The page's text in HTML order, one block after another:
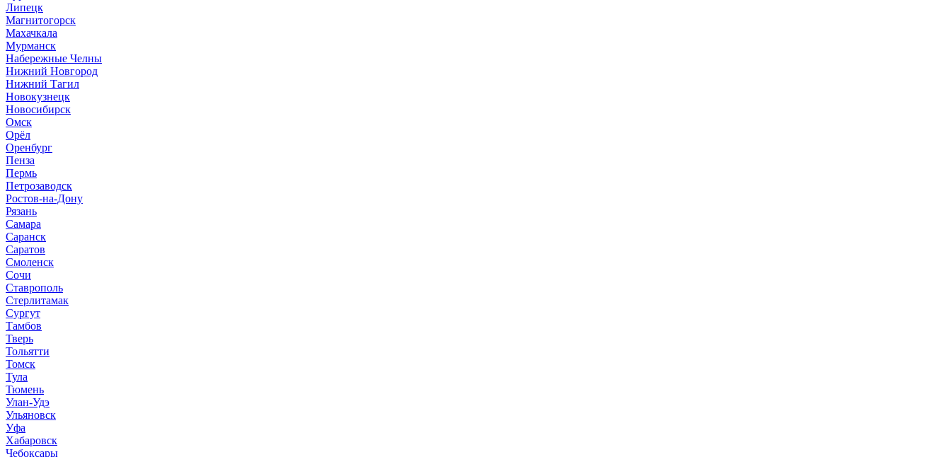
Липецк
Магнитогорск
Махачкала
Мурманск
Набережные Челны
Нижний Новгород
Нижний Тагил
Новокузнецк
Новосибирск
Омск
Орёл
Оренбург
Пенза
Пермь
Петрозаводск
Ростов-на-Дону
Рязань
Самара
Саранск
Саратов
Смоленск
Сочи
Ставрополь
Стерлитамак
Сургут
Тамбов
Тверь
Тольятти
Томск
Тула
Тюмень
Улан-Удэ
Ульяновск
Уфа
Хабаровск
Чебоксары